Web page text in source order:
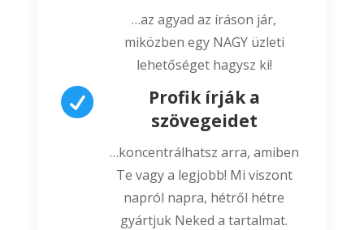
…az agyad az íráson jár,
miközben egy NAGY üzleti
lehetőséget hagysz ki!

Profik írják a
szövegeidet
…koncentrálhatsz arra, amiben
Te vagy a legjobb! Mi viszont
napról napra, hétről hétre
gyártjuk Neked a tartalmat.